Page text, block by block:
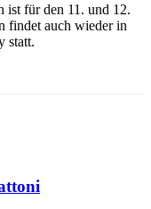
ist für den 11. und 12.
findet auch wieder in
statt.